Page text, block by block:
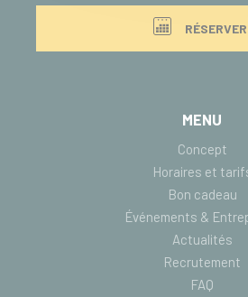
RÉSERVER
MENU
Concept
Horaires et
Bon cadeau
Événements &
Actualités
Recrutement
FAQ